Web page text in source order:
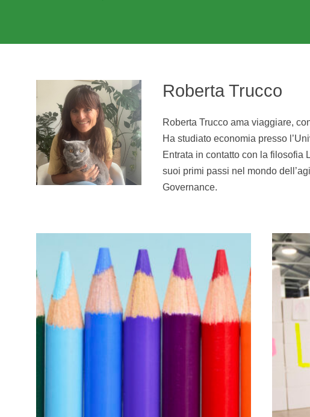
Roberta Trucco
Roberta Trucco ama viaggiare,
Ha studiato economia presso
Entrata in contatto con la filosofia
suoi primi passi nel mondo
Governance.